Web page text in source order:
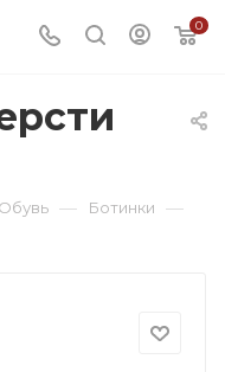
0
— Ботинки —